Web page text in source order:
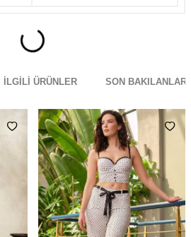
İLGILI ÜRÜNLER SON BAKILANLAR